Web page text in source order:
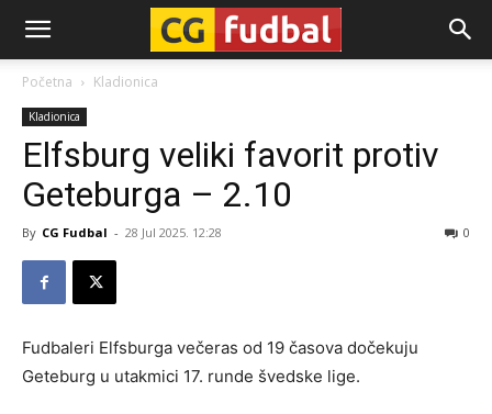
CG-
Fudbal
Početna Kladionica
Kladionica
Elfsburg veliki favorit protiv
Geteburga – 2.10
By CG Fudbal - 28 Jul 2025. 12:28 0
Fudbaleri Elfsburga večeras od 19 časova dočekuju
Geteburg u utakmici 17. runde švedske lige.